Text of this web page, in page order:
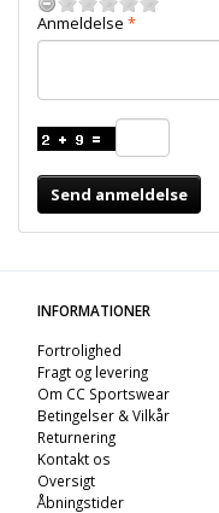
Anmeldelse
Send anmeldelse
INFORMATIONER
Fortrolighed
Fragt og levering
Om CC Sportswear
Betingelser & Vilkår
Returnering
Kontakt os
Oversigt
Åbningstider